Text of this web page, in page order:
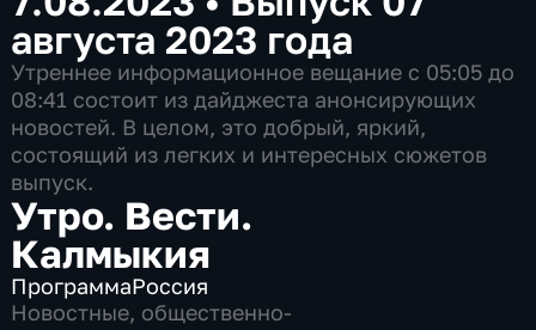
августа 2023 года
Утреннее информационное вещание c 05:05 до
08:41 состоит из дайджеста анонсирующих
новостей. В целом, это добрый, яркий,
состоящий из легких и интересных сюжетов
выпуск.
Утро. Вести.
Калмыкия
ПрограммаРоссия
Новостные, общественно-